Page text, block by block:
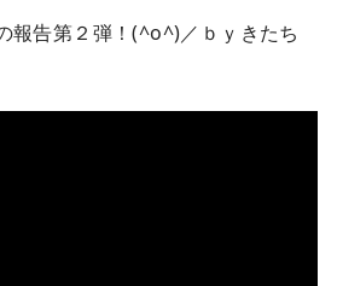
報告第２弾！(^o^)／ｂｙきたち